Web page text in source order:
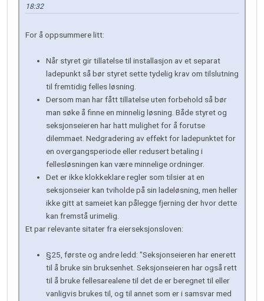
18:32
For å oppsummere litt:
Når styret gir tillatelse til installasjon av et separat
ladepunkt så bør styret sette tydelig krav om tilslutning
til fremtidig felles løsning.
Dersom man har fått tillatelse uten forbehold så bør
man søke å finne en minnelig løsning. Både styret og
seksjonseieren har hatt mulighet for å forutse
dilemmaet. Nedgradering av effekt for ladepunktet for
en overgangsperiode eller redusert betaling i
fellesløsningen kan være minnelige ordninger.
Det er ikke klokkeklare regler som tilsier at en
seksjonseier kan tviholde på sin ladeløsning, men heller
ikke gitt at sameiet kan pålegge fjerning der hvor dette
kan fremstå urimelig.
Et par relevante sitater fra eierseksjonsloven:
§25, første og andre ledd: "Seksjonseieren har enerett
til å bruke sin bruksenhet. Seksjonseieren har også rett
til å bruke fellesarealene til det de er beregnet til eller
vanligvis brukes til, og til annet som er i samsvar med